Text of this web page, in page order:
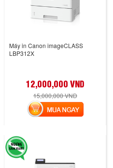
Máy in Canon imageCLASS
LBP312X
12,000,000 VND
15,000,000 VND
MUA NGAY